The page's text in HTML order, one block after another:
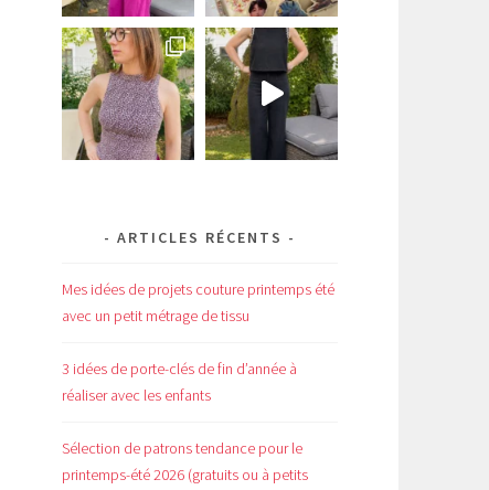
ARTICLES RÉCENTS
Mes idées de projets couture printemps été
avec un petit métrage de tissu
3 idées de porte-clés de fin d’année à
réaliser avec les enfants
Sélection de patrons tendance pour le
printemps-été 2026 (gratuits ou à petits